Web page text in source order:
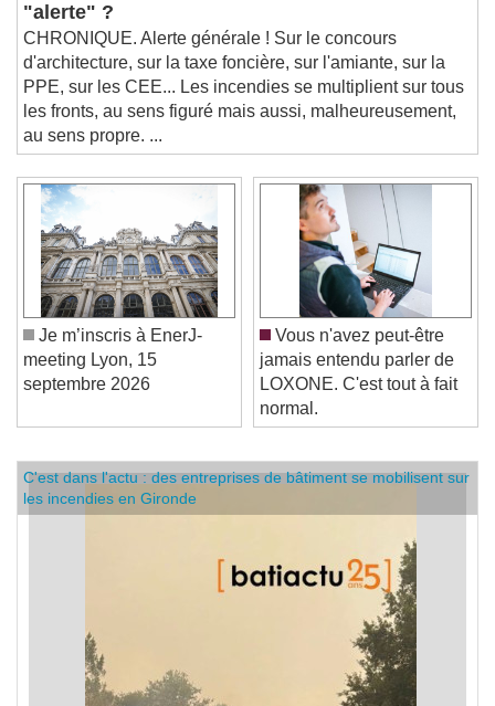
"alerte" ?
CHRONIQUE. Alerte générale ! Sur le concours
d'architecture, sur la taxe foncière, sur l'amiante, sur la
PPE, sur les CEE... Les incendies se multiplient sur tous
les fronts, au sens figuré mais aussi, malheureusement,
au sens propre. ...
Je m’inscris à EnerJ-
meeting Lyon, 15
Vous n'avez peut-être
jamais entendu parler de
LOXONE. C'est tout à fait
normal.
C'est dans l'actu : des entreprises de bâtiment se mobilisent sur
les incendies en Gironde